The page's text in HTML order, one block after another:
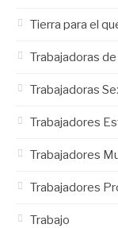
Tierra para el
Trabajadoras
Trabajadoras
Trabajadores
Trabajadores
Trabajadores
Trabajo